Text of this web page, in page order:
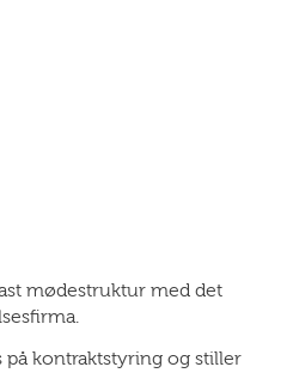
mødestruktur med det
kontraktstyring og stiller